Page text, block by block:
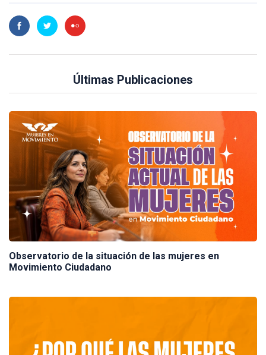
Últimas Publicaciones
Observatorio de la situación de las mujeres en
Movimiento Ciudadano